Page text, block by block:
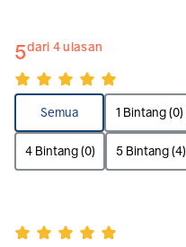
5dari 4 ulasan
Semua 1 Bintang (0)
4 Bintang (0) 5 Bintang (4)